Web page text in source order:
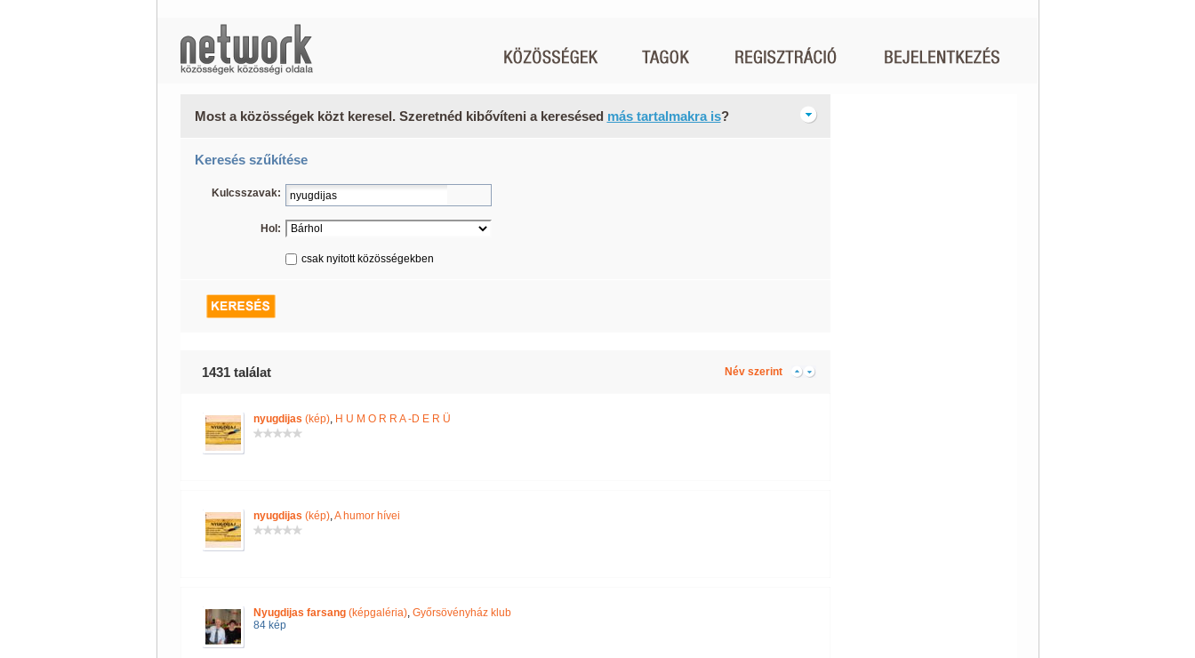
Most a közösségek közt keresel. Szeretnéd kibővíteni a keresésed más tartalmakra is?
Keresés szűkítése
Kulcsszavak:
Hol:
csak nyitott közösségekben
1431 találat Név szerint
nyugdijas (kép), H U M O R R A -D E R Ü
nyugdijas (kép),A humor hívei
Nyugdijas farsang(képgaléria), Győrsövényház klub
84 kép